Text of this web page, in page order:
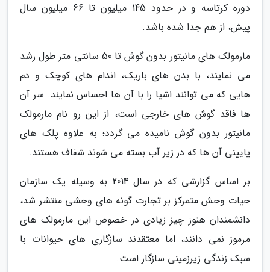
دوره کرتاسه و در حدود 145 میلیون تا 66 میلیون سال
پیش، از هم جدا شده باشد.
مارمولک های مانیتور بدون گوش تا 50 سانتی متر طول رشد
می نمایند، با بدن های باریک، اندام های کوچک و دم
هایی که می توانند اشیا را با آن ها احساس نمایند. سر آن
ها فاقد گوش های خارجی است، از این رو نام مارمولک
مانیتور بدون گوش نامیده می گردد؛ به علاوه پلک های
پایینی آن ها که در زیر آب بسته می شوند شفاف هستند.
بر اساس گزارشی که در سال 2014 به وسیله یک سازمان
حیات وحش متمرکز بر تجارت گونه های وحشی منتشر شد،
دانشمندان هنوز چیز زیادی در خصوص این مارمولک های
مرموز نمی دانند، اما معتقدند سازگاری های حیوانات با
سبک زندگی زیرزمینی سازگار است.